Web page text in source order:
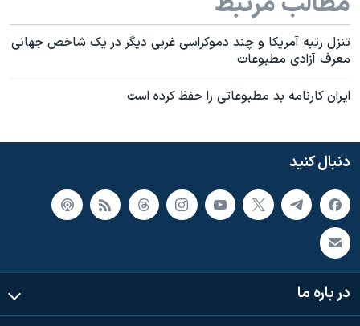
همایش محافظه‌کاران آمریکا «سی‌پک»
صفحه‌های ویژه
تنزل رتبه آمريکا و چند دموکراسی غربی ديگر در يک شاخص جهانی
معرف آزادی مطبوعات
ايران کارنامه بد مطبوعاتی را حفظ کرده است
دنبال کنید
در باره ما